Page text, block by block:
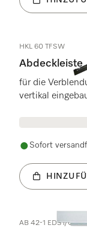
HKL 60 TFSW
Abdeckleiste
für die
vertikal
Sofort
AB 42-1 EDST/CLST